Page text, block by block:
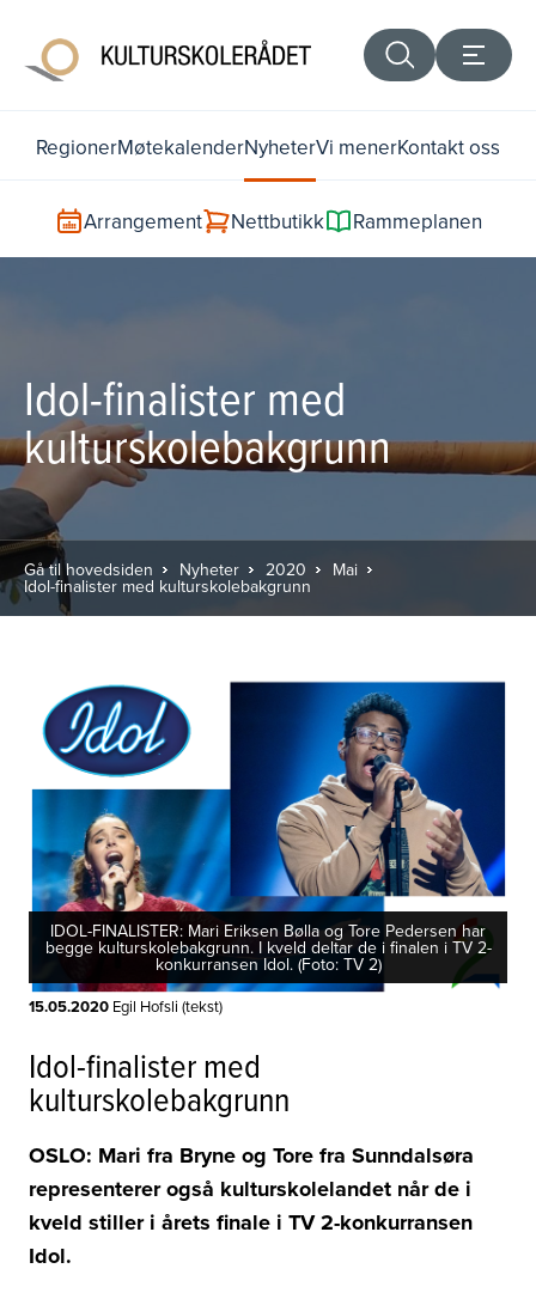
RegionerMøtekalenderNyheterVi menerKontakt oss
Arrangement Nettbutikk Rammeplanen
Idol-finalister med
kulturskolebakgrunn
Gå til hovedsiden Nyheter 2020 Mai
Idol-finalister med kulturskolebakgrunn
IDOL-FINALISTER: Mari Eriksen Bølla og Tore Pedersen har
begge kulturskolebakgrunn. I kveld deltar de i finalen i TV 2-
konkurransen Idol. (Foto: TV 2)
15.05.2020 Egil Hofsli (tekst)
Idol-finalister med
kulturskolebakgrunn
OSLO: Mari fra Bryne og Tore fra Sunndalsøra
representerer også kulturskolelandet når de i
kveld stiller i årets finale i TV 2-konkurransen
Idol.